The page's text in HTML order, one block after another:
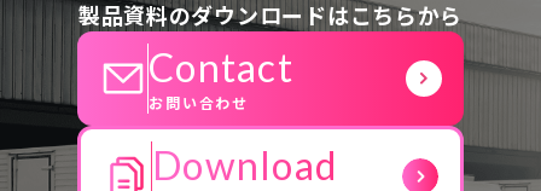
製品資料のダウンロードはこちらから
Contact
お問い合わせ
Download